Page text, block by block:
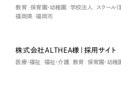
教育 保育園・幼稚園 学校法人 スクール（
福岡県
福岡市
株式会社ALTHEA様｜採用サイト
医療・福祉 福祉・介護 教育 保育園・幼稚